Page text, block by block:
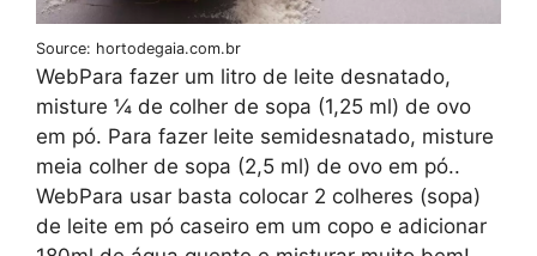
Source: hortodegaia.com.br
WebPara fazer um litro de leite desnatado,
misture ¼ de colher de sopa (1,25 ml) de ovo
em pó. Para fazer leite semidesnatado, misture
meia colher de sopa (2,5 ml) de ovo em pó..
WebPara usar basta colocar 2 colheres (sopa)
de leite em pó caseiro em um copo e adicionar